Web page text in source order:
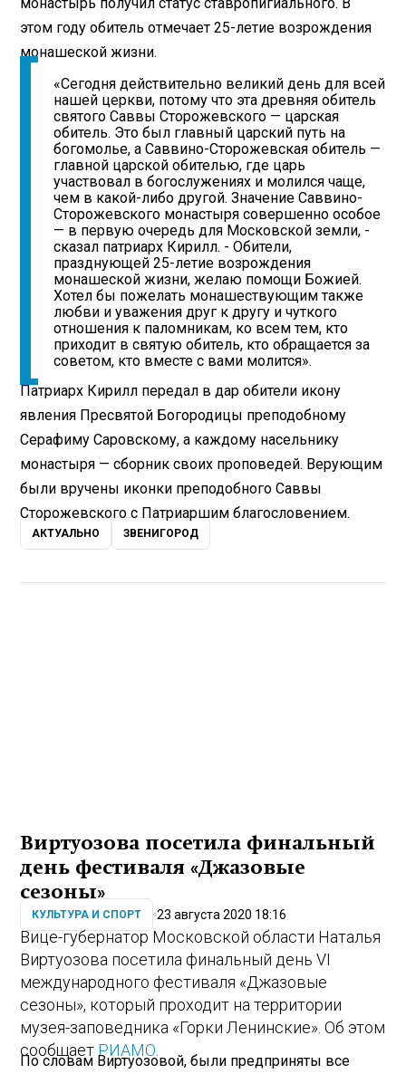
этом году обитель отмечает 25-летие возрождения
монашеской жизни.
«Сегодня действительно великий день для всей
нашей церкви, потому что эта древняя обитель
святого Саввы Сторожевского — царская
обитель. Это был главный царский путь на
богомолье, а Саввино-Сторожевская обитель —
главной царской обителью, где царь
участвовал в богослужениях и молился чаще,
чем в какой-либо другой. Значение Саввино-
Сторожевского монастыря совершенно особое
— в первую очередь для Московской земли, -
сказал патриарх Кирилл. - Обители,
празднующей 25-летие возрождения
монашеской жизни, желаю помощи Божией.
Хотел бы пожелать монашествующим также
любви и уважения друг к другу и чуткого
отношения к паломникам, ко всем тем, кто
приходит в святую обитель, кто обращается за
советом, кто вместе с вами молится».
Патриарх Кирилл передал в дар обители икону
явления Пресвятой Богородицы преподобному
Серафиму Саровскому, а каждому насельнику
монастыря — сборник своих проповедей. Верующим
были вручены иконки преподобного Саввы
Сторожевского с Патриаршим благословением.
АКТУАЛЬНО ЗВЕНИГОРОД
Виртуозова посетила финальный
день фестиваля «Джазовые
сезоны»
КУЛЬТУРА И СПОРТ 23 августа 2020 18:16
Вице-губернатор Московской области Наталья
Виртуозова посетила финальный день VI
международного фестиваля «Джазовые
сезоны», который проходит на территории
музея-заповедника «Горки Ленинские». Об этом
сообщает РИАМО
По словам Виртуозовой, были предприняты все